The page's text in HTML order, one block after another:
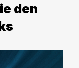
den